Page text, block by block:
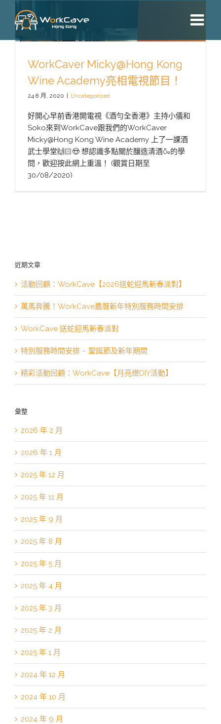
content
WorkCaver Micky@Hong Kong
Wine Academy亮相電視節目！
24 8 月, 2020 Uncategorized
好開心早前香港開電視《酒勻全香港》主持小儀和
Soko來到WorkCave跟我們的WorkCaver
Micky@Hong Kong Wine Academy 上了一課酒
武士學堂🙌🏻😍 想認識多點關於釀造清酒🍶的學
問，歡迎按此網上重溫！ (觀賞日期至
30/08/2020)
近期文章
活動回顧：WorkCave【2026送蛇迎馬新春派對】
萬馬奔騰！WorkCave農曆新年特別服務時間安排
WorkCave 送蛇迎馬新春派對
特別服務時間安排 – 聖誕節及新年期間
精彩活動回顧：WorkCave【月亮燈DIY活動】
彙整
2026 年 2 月
2026 年 1 月
2025 年 12 月
2025 年 11 月
2025 年 9 月
2025 年 8 月
2025 年 5 月
2025 年 4 月
2025 年 3 月
2025 年 2 月
2025 年 1 月
2024 年 12 月
2024 年 10 月
2024 年 9 月